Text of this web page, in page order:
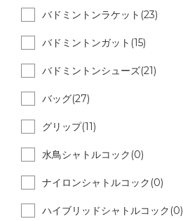
バドミントンラケット(23)
バドミントンガット(15)
バドミントンシューズ(21)
バッグ(27)
グリップ(11)
水鳥シャトルコック(0)
ナイロンシャトルコック(0)
ハイブリッドシャトルコック(0)